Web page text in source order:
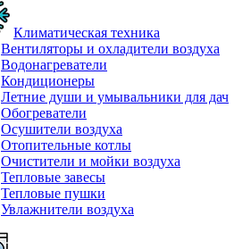
Климатическая техника
Вентиляторы и охладители воздуха
Водонагреватели
Кондиционеры
Летние души и умывальники для дач
Обогреватели
Осушители воздуха
Отопительные котлы
Очистители и мойки воздуха
Тепловые завесы
Тепловые пушки
Увлажнители воздуха